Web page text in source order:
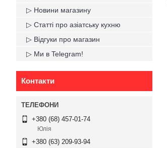
▷ Новини магазину
▷ Статті про азіатську кухню
▷ Відгуки про магазин
▷ Ми в Telegram!
Контакти
+380 (68) 457-01-74
Юлія
+380 (63) 209-93-94